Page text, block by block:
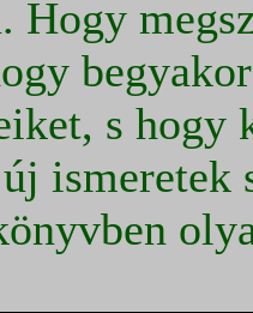
Hogy
s hogy
ismeretek